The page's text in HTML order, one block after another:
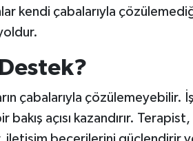
kendi çabalarıyla
çabalarıyla çözülemeyebilir.
açısı kazandırır. Terapist,